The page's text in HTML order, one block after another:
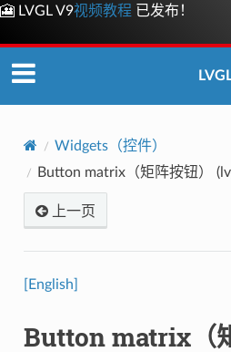
🎦 LVGL V9视频教程 已发布！
Widgets（控件）
Button matrix（矩阵按钮）
上一页
[English]
Button matrix（